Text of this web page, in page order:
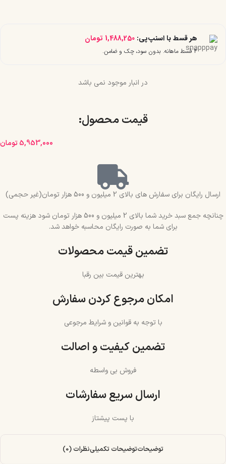
هر قسط با اسنپ‌پی: 1,488,250 تومان
۴ قسط ماهانه. بدون سود، چک و ضامن.
در انبار موجود نمی باشد
قیمت محصول:​
5,953,000تومان
ارسال رایگان برای سفارش های بالای 2 میلیون و 500 هزار تومان(غیر حجمی)
چنانچه جمع سبد خرید شما بالای 2 میلیون و 500 هزار تومان شود هزینه پست
برای شما به صورت رایگان محاسبه خواهد شد.
تضمین قیمت محصولات
بهترین قیمت بین رقبا
امکان مرجوع کردن سفارش
با توجه به قوانین و شرایط مرجوعی
تضمین کیفیت و اصالت
فروش بی واسطه
ارسال سریع سفارشات
با پست پیشتاز
توضیحاتتوضیحات تکمیلینظرات (0)